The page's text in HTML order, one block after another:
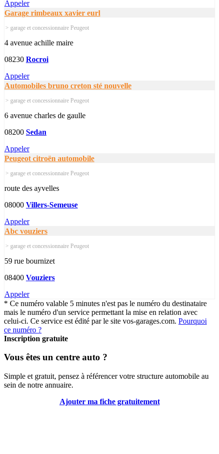
Appeler
Garage rimbeaux xavier eurl
> garage et concessionnaire Peugeot
4 avenue achille maire
08230 Rocroi
Appeler
Automobiles bruno creton sté nouvelle
> garage et concessionnaire Peugeot
6 avenue charles de gaulle
08200 Sedan
Appeler
Peugeot citroën automobile
> garage et concessionnaire Peugeot
route des ayvelles
08000 Villers-Semeuse
Appeler
Abc vouziers
> garage et concessionnaire Peugeot
59 rue bournizet
08400 Vouziers
Appeler
* Ce numéro valable 5 minutes n'est pas le numéro du destinataire
mais le numéro d'un service permettant la mise en relation avec
celui-ci. Ce service est édité par le site vos-garages.com. Pourquoi
ce numéro ?
Inscription gratuite
Vous êtes un centre auto ?
Simple et gratuit, pensez à référencer votre structure automobile au
sein de notre annuaire.
Ajouter ma fiche gratuitement